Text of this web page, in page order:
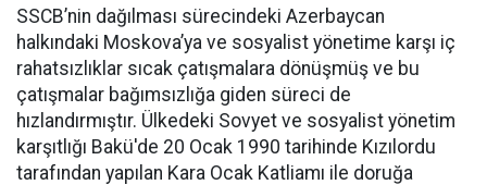
SSCB’nin dağılması sürecindeki Azerbaycan
halkındaki Moskova’ya ve sosyalist yönetime karşı iç
rahatsızlıklar sıcak çatışmalara dönüşmüş ve bu
çatışmalar bağımsızlığa giden süreci de
hızlandırmıştır. Ülkedeki Sovyet ve sosyalist yönetim
karşıtlığı Bakü'de 20 Ocak 1990 tarihinde Kızılordu
tarafından yapılan Kara Ocak Katliamı ile doruğa